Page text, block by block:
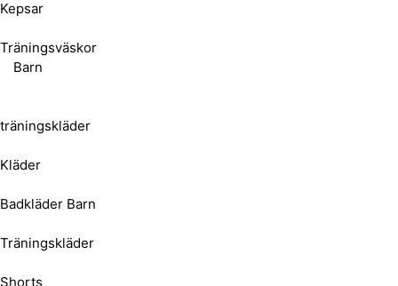
Kepsar
Träningsväskor
Barn
träningskläder
Kläder
Badkläder Barn
Träningskläder
Shorts